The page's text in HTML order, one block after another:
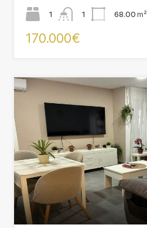
1 1 68.00m²
170.000€